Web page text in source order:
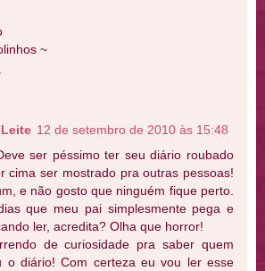
~
12 de setembro de 2010 às 15:48
ser péssimo ter seu diário roubado
cima ser mostrado pra outras pessoas!
e não gosto que ninguém fique perto.
que meu pai simplesmente pega e
ler, acredita? Olha que horror!
de curiosidade pra saber quem
o diário! Com certeza eu vou ler esse